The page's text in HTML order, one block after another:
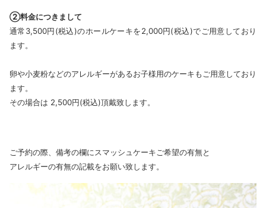
②料金につきまして
通常3,500円(税込)のホールケーキを2,000円(税込)でご用意しており
ます。
卵や小麦粉などのアレルギーがあるお子様用のケーキもご用意しており
ます。
その場合は 2,500円(税込)頂戴致します。
ご予約の際、備考の欄にスマッシュケーキご希望の有無と
アレルギーの有無の記載をお願い致します。